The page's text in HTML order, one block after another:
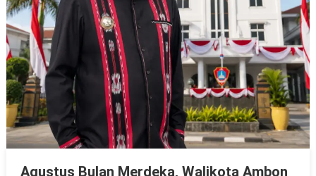
Agustus Bulan Merdeka, Walikota Ambon